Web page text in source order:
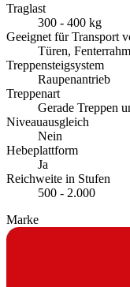
Traglast
300 - 400 kg
Geeignet für Transport
Türen,
Treppensteigsystem
Raupenantrieb
Treppenart
Gerade Treppen
Niveauausgleich
Nein
Hebeplattform
Ja
Reichweite in Stufen
500 - 2.000
Marke